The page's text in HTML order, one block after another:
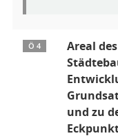
Ö 4
Areal
und zu